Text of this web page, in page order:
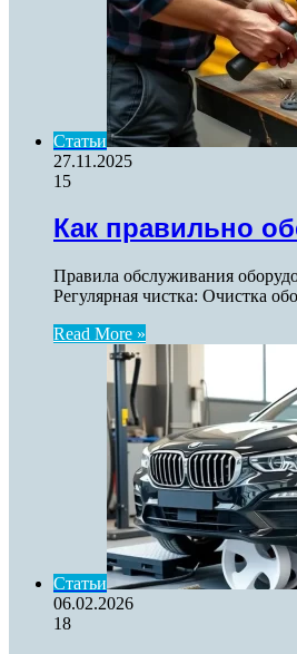
Статьи
27.11.2025
15
Как правильно
Правила обслуживания
Регулярная чистка: Очистка
Read More »
Статьи
06.02.2026
18